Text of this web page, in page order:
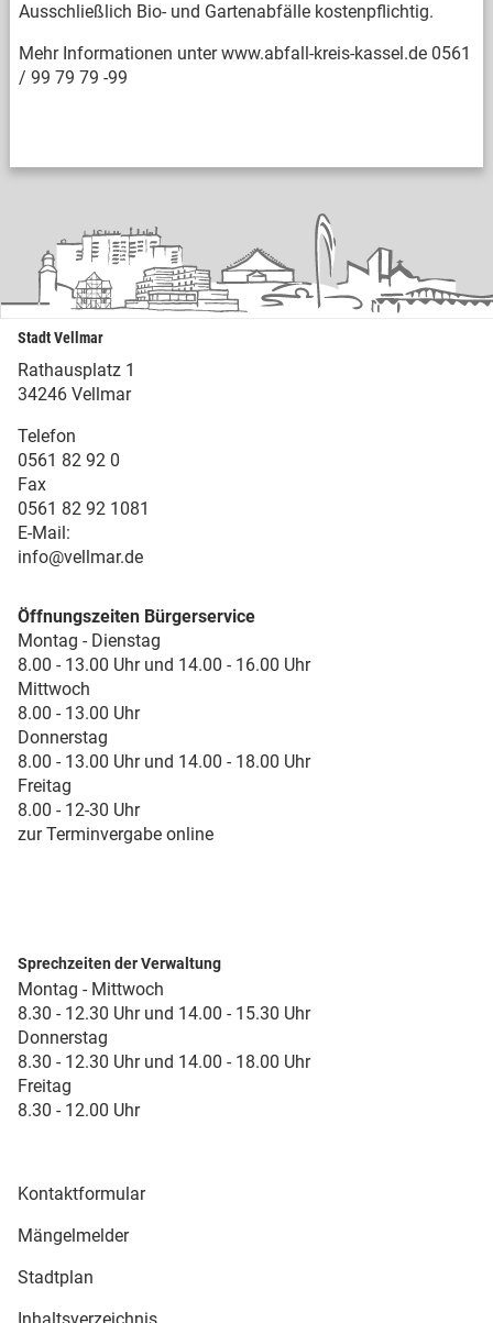
Ausschließlich Bio- und Gartenabfälle kostenpflichtig.
Mehr Informationen unter www.abfall-kreis-kassel.de 0561
/ 99 79 79 -99
Stadt Vellmar
Rathausplatz 1
34246 Vellmar
Telefon
0561 82 92 0
Fax
0561 82 92 1081
E-Mail:
info@vellmar.de
Öffnungszeiten Bürgerservice
Montag - Dienstag
8.00 - 13.00 Uhr und 14.00 - 16.00 Uhr
Mittwoch
8.00 - 13.00 Uhr
Donnerstag
8.00 - 13.00 Uhr und 14.00 - 18.00 Uhr
Freitag
8.00 - 12-30 Uhr
zur Terminvergabe online
Sprechzeiten der Verwaltung
Montag - Mittwoch
8.30 - 12.30 Uhr und 14.00 - 15.30 Uhr
Donnerstag
8.30 - 12.30 Uhr und 14.00 - 18.00 Uhr
Freitag
8.30 - 12.00 Uhr
Kontaktformular
Mängelmelder
Stadtplan